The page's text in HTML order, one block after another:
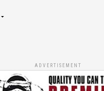
ADVERTISEMENT